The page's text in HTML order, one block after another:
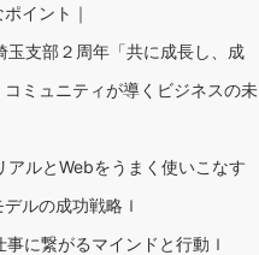
イント｜
玉支部２周年「共に成長し、成
ミュニティが導くビジネスの未
アルとWebをうまく使いこなす
ルの成功戦略ｌ
に繋がるマインドと行動ｌ